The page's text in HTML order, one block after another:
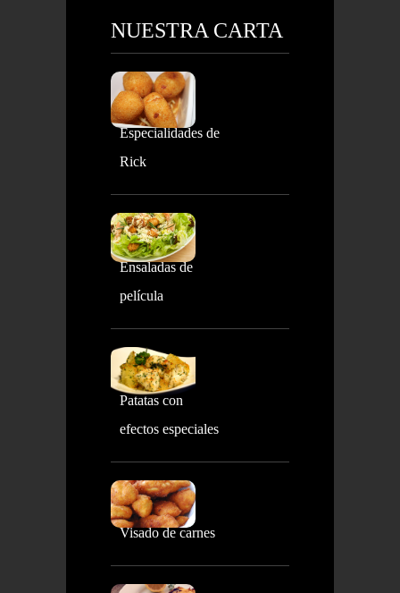
NUESTRA CARTA
Especialidades de
Rick
Ensaladas de
película
Patatas con
efectos especiales
Visado de carnes